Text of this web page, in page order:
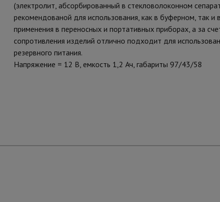
(электролит, абсорбированный в стекловолоконном
рекомендованой для использования, как в буферном, так
применения в переносных и портативных приборах, а за
сопротивления изделий отлично подходит для
резервного питания.
Напряжение = 12 В, емкость 1,2 Ач, габариты 97/43/58